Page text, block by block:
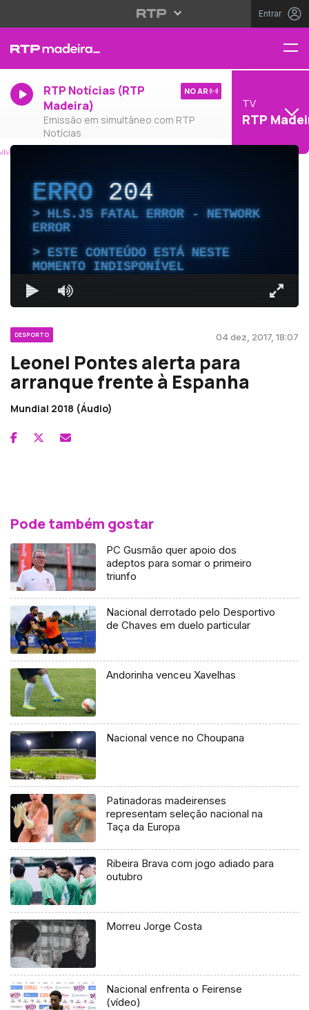
Entrar
RTP Notícias (RTP
Madeira)
Emissão em simultâneo com RTP
Notícias
NO AR
TV
RTP
ERRO204
HLS.JS FATAL ERROR - NETWORK
ERROR
ESTE CONTEÚDO ESTÁ NESTE
MOMENTO INDISPONÍVEL
DESPORTO 04 dez, 2017, 18:07
Leonel Pontes alerta para
arranque frente à Espanha
Mundial 2018 (Áudio)
Pode também gostar
PC Gusmão quer apoio dos
adeptos para somar o primeiro
triunfo
Nacional derrotado pelo Desportivo
de Chaves em duelo particular
Andorinha venceu Xavelhas
Nacional vence no Choupana
Patinadoras madeirenses
representam seleção nacional na
Taça da Europa
Ribeira Brava com jogo adiado para
outubro
Morreu Jorge Costa
Nacional enfrenta o Feirense
(vídeo)